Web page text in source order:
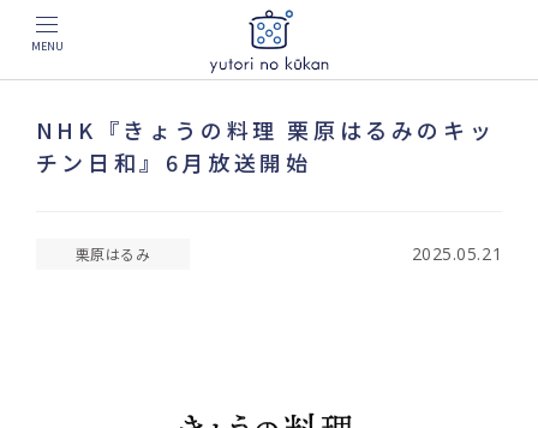
MENU
NHK『きょうの料理 栗原はるみのキッ
チン日和』6月放送開始
栗原はるみ 2025.05.21